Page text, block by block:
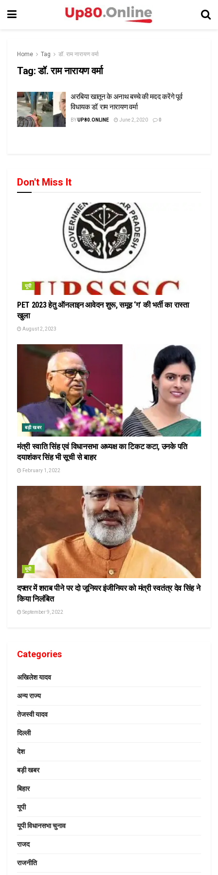
Home Tag डॉ. राम नारायण वर्मा
Tag:डॉ. राम नारायण वर्मा
अरबिया खातून के अनाथ बच्चे की मदद करेंगे पूर्व
विधायक डॉ. राम नारायण वर्मा
BYUP80.ONLINE June 2, 2020 0
Don't Miss It
यूपी
PET 2023 हेतु ऑनलाइन आवेदन शुरू, समूह ‘ग’ की भर्ती का रास्ता
खुला
August 2, 2023
बड़ी खबर
मंत्री स्वाति सिंह एवं विधानसभा अध्यक्ष का टिकट कटा, उनके पति
दयाशंकर सिंह भी सूची से बाहर
February 1, 2022
यूपी
दफ्तर में शराब पीने पर दो जूनियर इंजीनियर को मंत्री स्वतंत्र देव सिंह ने
किया निलंबित
September 9, 2022
Categories
अखिलेश यादव
अन्य राज्य
तेजस्वी यादव
दिल्ली
देश
बड़ी खबर
बिहार
यूपी
यूपी विधानसभा चुनाव
राजद
राजनीति